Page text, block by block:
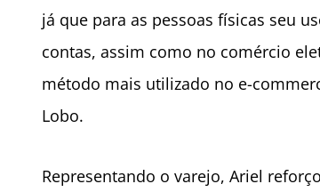
já que para as pessoas físicas seu
contas, assim como no comércio
método mais utilizado no e-
Lobo.
Representando o varejo, Ariel